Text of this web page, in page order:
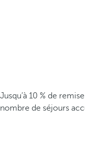
Jusqu’à 10 % de
nombre de séjours